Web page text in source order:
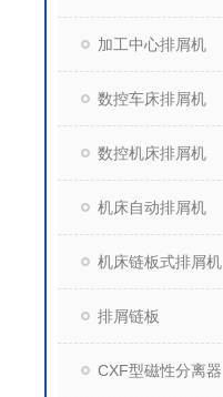
加工中心排屑机
数控车床排屑机
数控机床排屑机
机床自动排屑机
机床链板式排屑机
排屑链板
CXF型磁性分离器